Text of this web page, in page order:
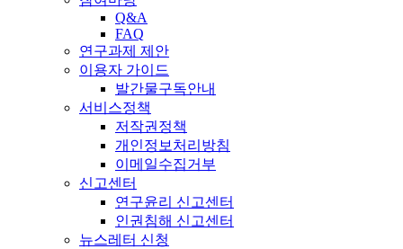
Q&A
FAQ
연구과제 제안
이용자 가이드
발간물구독안내
서비스정책
저작권정책
개인정보처리방침
이메일수집거부
신고센터
연구윤리 신고센터
인권침해 신고센터
뉴스레터 신청